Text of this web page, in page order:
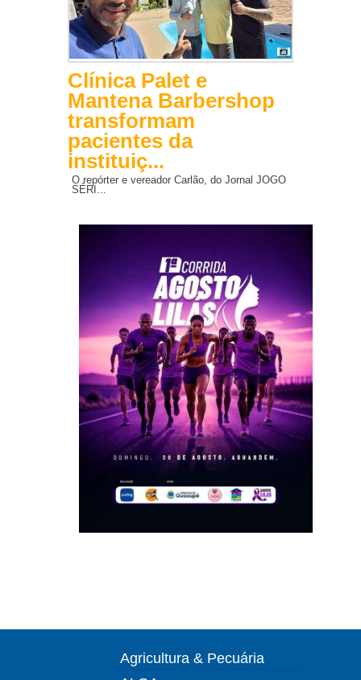
Clínica Palet e
Mantena Barbershop
transformam
pacientes da
instituiç...
O repórter e vereador Carlão, do Jornal JOGO
SÉRI...
Agricultura & Pecuária